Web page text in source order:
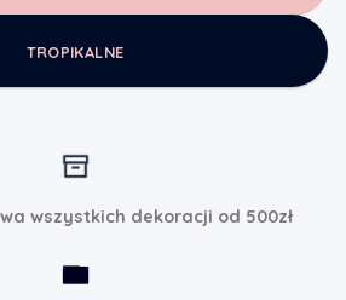
TROPIKALNE
wszystkich dekoracji od 500zł